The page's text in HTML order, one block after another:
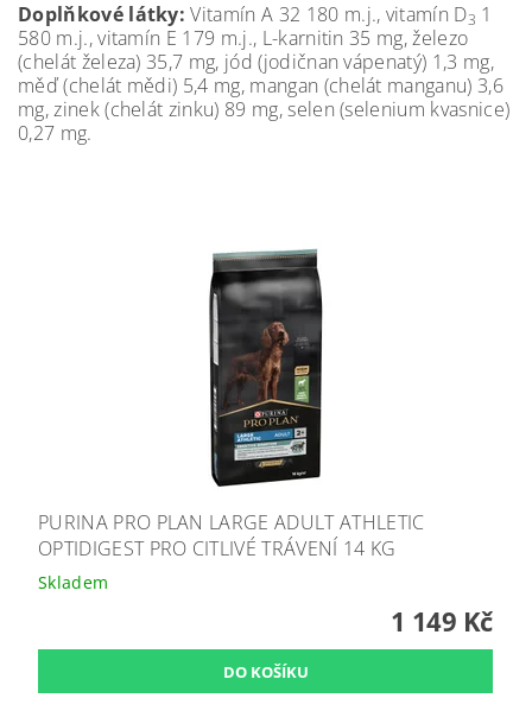
Doplňkové látky: Vitamín A 32 180 m.j., vitamín D3 1
580 m.j., vitamín E 179 m.j., L-karnitin 35 mg, železo
(chelát železa) 35,7 mg, jód (jodičnan vápenatý) 1,3 mg,
měď (chelát mědi) 5,4 mg, mangan (chelát manganu) 3,6
mg, zinek (chelát zinku) 89 mg, selen (selenium kvasnice)
0,27 mg.
PURINA PRO PLAN LARGE ADULT ATHLETIC
OPTIDIGEST PRO CITLIVÉ TRÁVENÍ 14 KG
Skladem
1 149 Kč